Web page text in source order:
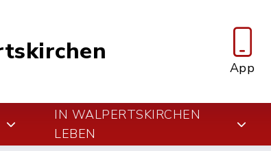
App
IN WALPERTSKIRCHEN
LEBEN